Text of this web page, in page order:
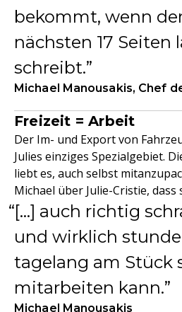
bekommt, wenn
nächsten 17 Seiten
schreibt.
Michael Manousakis, Chef
Freizeit = Arbeit
Der Im- und Export von
Julies einziges Spezialgebiet.
liebt es, auch selbst
Michael über Julie-Cristie, dass
[...] auch richtig
und wirklich
tagelang am Stück
mitarbeiten kann.
Michael Manousakis